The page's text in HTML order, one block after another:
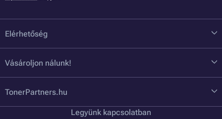
Elérhetőség
Vásároljon nálunk!
TonerPartners.hu
Legyünk kapcsolatban